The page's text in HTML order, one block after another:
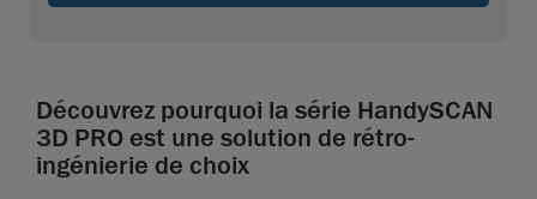
Découvrez pourquoi la série HandySCAN
3D PRO est une solution de rétro-
ingénierie de choix